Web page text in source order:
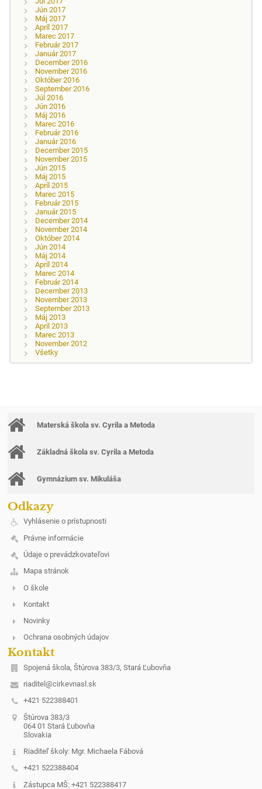
Jún 2017
Máj 2017
Apríl 2017
Marec 2017
Február 2017
Január 2017
December 2016
November 2016
Október 2016
September 2016
Júl 2016
Jún 2016
Máj 2016
Marec 2016
Február 2016
Január 2016
December 2015
November 2015
Jún 2015
Máj 2015
Apríl 2015
Marec 2015
Február 2015
Január 2015
December 2014
November 2014
Október 2014
Jún 2014
Máj 2014
Apríl 2014
Marec 2014
Február 2014
December 2013
November 2013
September 2013
Máj 2013
Apríl 2013
Marec 2013
November 2012
Všetky
Materská škola sv. Cyrila a Metoda
Základná škola sv. Cyrila a Metoda
Gymnázium sv. Mikuláša
Odkazy
Vyhlásenie o prístupnosti
Právne informácie
Údaje o prevádzkovateľovi
Mapa stránok
O škole
Kontakt
Novinky
Ochrana osobných údajov
Kontakt
Spojená škola, Štúrova 383/3, Stará Ľubovňa
riaditel@cirkevnasl.sk
+421 522388401
Štúrova 383/3
064 01 Stará Ľubovňa
Slovakia
Riaditeľ školy: Mgr. Michaela Fábová
+421 522388404
Zástupca MŠ: +421 522388417